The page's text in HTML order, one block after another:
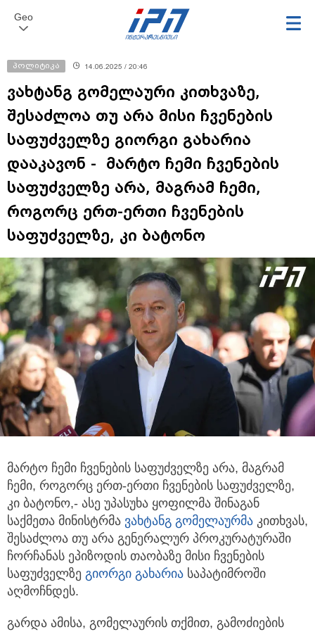
Geo
პოლიტიკა 14.06.2025 / 20:46
ვახტანგ გომელაური კითხვაზე,
შესაძლოა თუ არა მისი ჩვენების
საფუძველზე გიორგი გახარია
დააკავონ - მარტო ჩემი ჩვენების
საფუძველზე არა, მაგრამ ჩემი,
როგორც ერთ-ერთი ჩვენების
საფუძველზე, კი ბატონო
მარტო ჩემი ჩვენების საფუძველზე არა, მაგრამ
ჩემი, როგორც ერთ-ერთი ჩვენების საფუძველზე,
კი ბატონო,- ასე უპასუხა ყოფილმა შინაგან
საქმეთა მინისტრმა ვახტანგ გომელაურმა კითხვას,
შესაძლოა თუ არა გენერალურ პროკურატურაში
ჩორჩანას ეპიზოდის თაობაზე მისი ჩვენების
საფუძველზე გიორგი გახარია საპატიმროში
აღმოჩნდეს.
გარდა ამისა, გომელაურის თქმით, გამოძიების